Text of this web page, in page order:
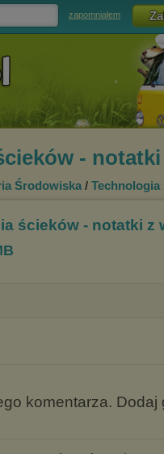
zapomniałem
- notatki
Środowiska / Technologia
ścieków - notatki z
komentarza. Dodaj